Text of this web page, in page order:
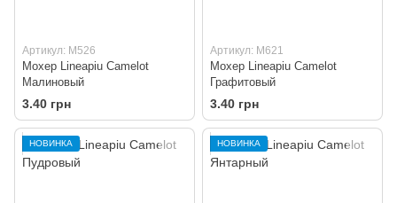
Артикул: M526
Мохер Lineapiu Camelot
Малиновый
3.40 грн
Артикул: M621
Мохер Lineapiu Camelot
Графитовый
3.40 грн
НОВИНКА НОВИНКА